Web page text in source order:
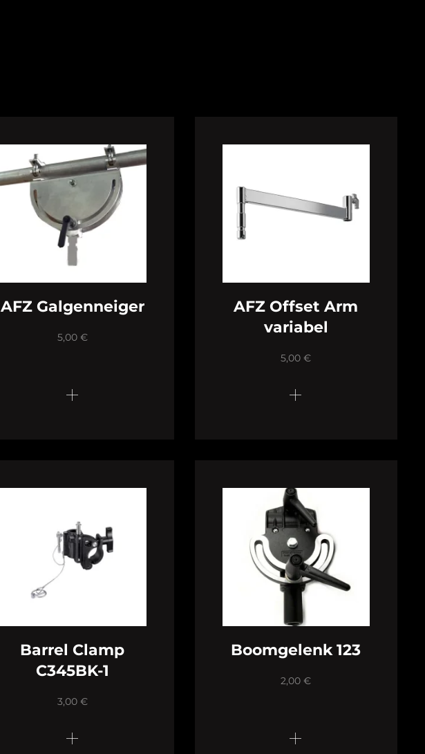
AFZ Galgenneiger
5,00 €
AFZ Offset Arm
variabel
5,00€
Barrel Clamp
C345BK-1
3,00 €
Boomgelenk 123
2,00€